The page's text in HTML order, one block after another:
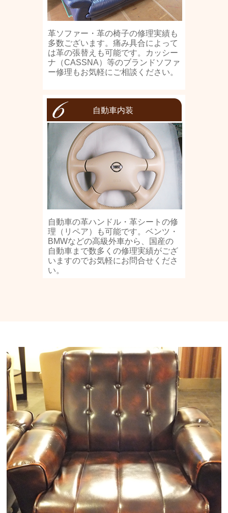
革ソファー・革の椅子の修理実績も
多数ございます。痛み具合によって
は革の張替えも可能です。カッシー
ナ（CASSNA）等のブランドソファ
ー修理もお気軽にご相談ください。
自動車内装
自動車の革ハンドル・革シートの修
理（リペア）も可能です。ベンツ・
BMWなどの高級外車から、国産の
自動車まで数多くの修理実績がござ
いますのでお気軽にお問合せくださ
い。